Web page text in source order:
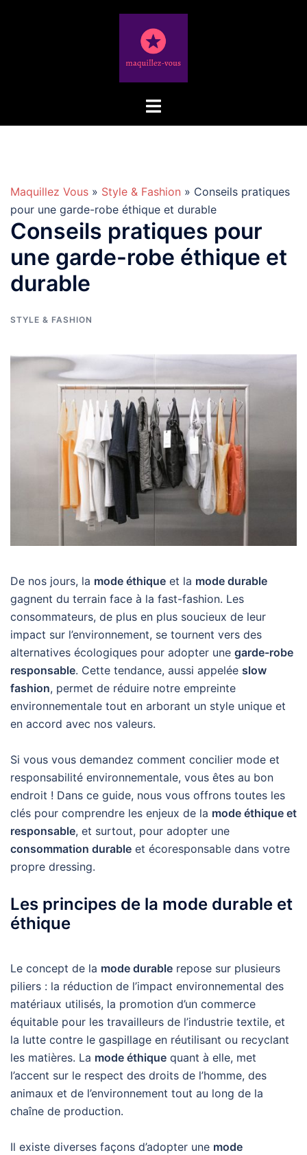
Maquillez Vous » Style & Fashion » Conseils pratiques
pour une garde-robe éthique et durable
Conseils pratiques pour
une garde-robe éthique et
durable
STYLE & FASHION
De nos jours, la mode éthique et la mode durable
gagnent du terrain face à la fast-fashion. Les
consommateurs, de plus en plus soucieux de leur
impact sur l’environnement, se tournent vers des
alternatives écologiques pour adopter une garde-robe
responsable. Cette tendance, aussi appelée slow
fashion, permet de réduire notre empreinte
environnementale tout en arborant un style unique et
en accord avec nos valeurs.
Si vous vous demandez comment concilier mode et
responsabilité environnementale, vous êtes au bon
endroit ! Dans ce guide, nous vous offrons toutes les
clés pour comprendre les enjeux de la mode éthique et
responsable, et surtout, pour adopter une
consommation durable et écoresponsable dans votre
propre dressing.
Les principes de la mode durable et
éthique
Le concept de la mode durable repose sur plusieurs
piliers : la réduction de l’impact environnemental des
matériaux utilisés, la promotion d’un commerce
équitable pour les travailleurs de l’industrie textile, et
la lutte contre le gaspillage en réutilisant ou recyclant
les matières. La mode éthique quant à elle, met
l’accent sur le respect des droits de l’homme, des
animaux et de l’environnement tout au long de la
chaîne de production.
Il existe diverses façons d’adopter une mode